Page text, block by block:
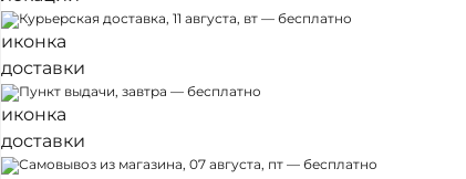
Курьерская доставка, 11 августа, вт — бесплатно
Пункт выдачи, завтра — бесплатно
Самовывоз из магазина, 07 августа, пт — бесплатно